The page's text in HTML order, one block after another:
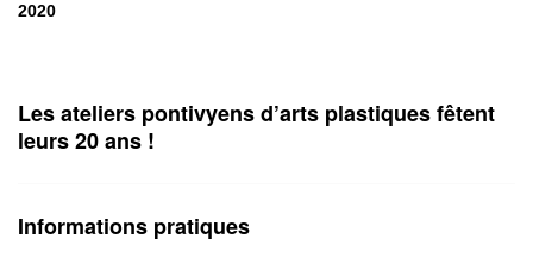
2020
Les ateliers pontivyens d’arts plastiques fêtent
leurs 20 ans !
Informations pratiques